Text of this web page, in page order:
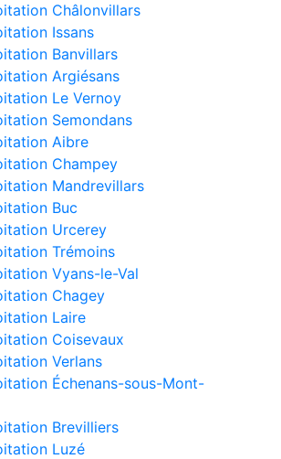
Châlonvillars
Issans
Banvillars
Argiésans
Le Vernoy
Semondans
Aibre
Champey
Mandrevillars
Buc
Urcerey
Trémoins
Vyans-le-Val
Chagey
Laire
Coisevaux
Verlans
Échenans-sous-Mont-
Brevilliers
Luzé